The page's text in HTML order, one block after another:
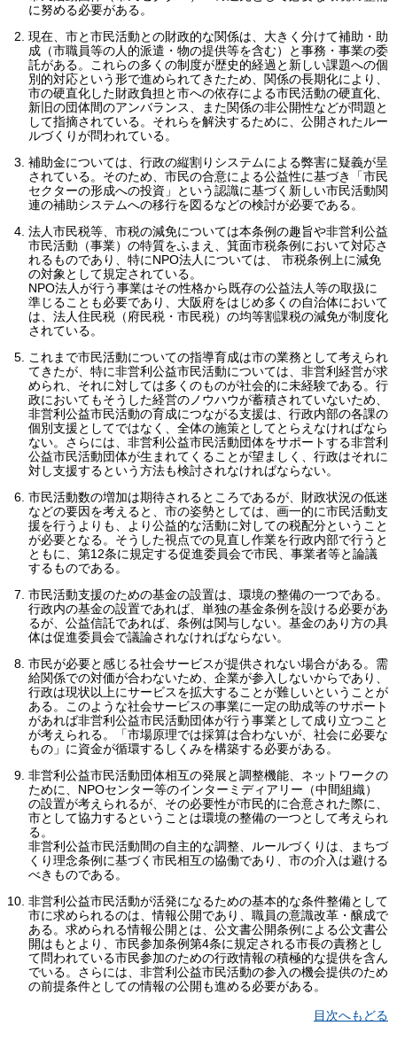
に努める必要がある。
現在、市と市民活動との財政的な関係は、大きく分けて補助・助
成（市職員等の人的派遣・物の提供等を含む）と事務・事業の委
託がある。これらの多くの制度が歴史的経過と新しい課題への個
別的対応という形で進められてきたため、関係の長期化により、
市の硬直化した財政負担と市への依存による市民活動の硬直化、
新旧の団体間のアンバランス、また関係の非公開性などが問題と
して指摘されている。それらを解決するために、公開されたルー
ルづくりが問われている。
補助金については、行政の縦割りシステムによる弊害に疑義が呈
されている。そのため、市民の合意による公益性に基づき「市民
セクターの形成への投資」という認識に基づく新しい市民活動関
連の補助システムへの移行を図るなどの検討が必要である。
法人市民税等、市税の減免については本条例の趣旨や非営利公益
市民活動（事業）の特質をふまえ、箕面市税条例において対応さ
れるものであり、特にNPO法人については、 市税条例上に減免
の対象として規定されている。
NPO法人が行う事業はその性格から既存の公益法人等の取扱に
準じることも必要であり、大阪府をはじめ多くの自治体において
は、法人住民税（府民税・市民税）の均等割課税の減免が制度化
されている。
これまで市民活動についての指導育成は市の業務として考えられ
てきたが、特に非営利公益市民活動については、非営利経営が求
められ、それに対しては多くのものが社会的に未経験である。行
政においてもそうした経営のノウハウが蓄積されていないため、
非営利公益市民活動の育成につながる支援は、行政内部の各課の
個別支援としてではなく、全体の施策としてとらえなければなら
ない。さらには、非営利公益市民活動団体をサポートする非営利
公益市民活動団体が生まれてくることが望ましく、行政はそれに
対し支援するという方法も検討されなければならない。
市民活動数の増加は期待されるところであるが、財政状況の低迷
などの要因を考えると、市の姿勢としては、画一的に市民活動支
援を行うよりも、より公益的な活動に対しての税配分ということ
が必要となる。そうした視点での見直し作業を行政内部で行うと
ともに、第12条に規定する促進委員会で市民、事業者等と論議
するものである。
市民活動支援のための基金の設置は、環境の整備の一つである。
行政内の基金の設置であれば、単独の基金条例を設ける必要があ
るが、公益信託であれば、条例は関与しない。基金のあり方の具
体は促進委員会で議論されなければならない。
市民が必要と感じる社会サービスが提供されない場合がある。需
給関係での対価が合わないため、企業が参入しないからであり、
行政は現状以上にサービスを拡大することが難しいということが
ある。このような社会サービスの事業に一定の助成等のサポート
があれば非営利公益市民活動団体が行う事業として成り立つこと
が考えられる。「市場原理では採算は合わないが、社会に必要な
もの」に資金が循環するしくみを構築する必要がある。
非営利公益市民活動団体相互の発展と調整機能、ネットワークの
ために、NPOセンター等のインターミディアリー（中間組織）
の設置が考えられるが、その必要性が市民的に合意された際に、
市として協力するということは環境の整備の一つとして考えられ
る。
非営利公益市民活動間の自主的な調整、ルールづくりは、まちづ
くり理念条例に基づく市民相互の協働であり、市の介入は避ける
べきものである。
非営利公益市民活動が活発になるための基本的な条件整備として
市に求められるのは、情報公開であり、職員の意識改革・醸成で
ある。求められる情報公開とは、公文書公開条例による公文書公
開はもとより、市民参加条例第4条に規定される市長の責務とし
て問われている市民参加のための行政情報の積極的な提供を含ん
でいる。さらには、非営利公益市民活動の参入の機会提供のため
の前提条件としての情報の公開も進める必要がある。
目次へもどる